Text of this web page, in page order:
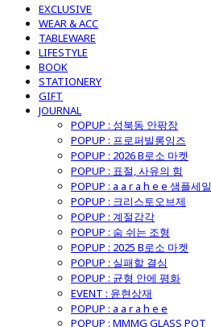
EXCLUSIVE
WEAR & ACC
TABLEWARE
LIFESTYLE
BOOK
STATIONERY
GIFT
JOURNAL
POPUP : 성북동 안팎장
POPUP : 프로퍼빌롱잉즈
POPUP : 2026 B로소 마켓
POPUP : 표절, 사유의 힘
POPUP : a a r a h e e 샘플세일
POPUP : 크리스토오브제
POPUP : 계절감각
POPUP : 숨 쉬는 조형
POPUP : 2025 B로소 마켓
POPUP : 실패할 결심
POPUP : 균형 안에 평화
EVENT : 윤현상재
POPUP : a a r a h e e
POPUP : MMMG GLASS POT